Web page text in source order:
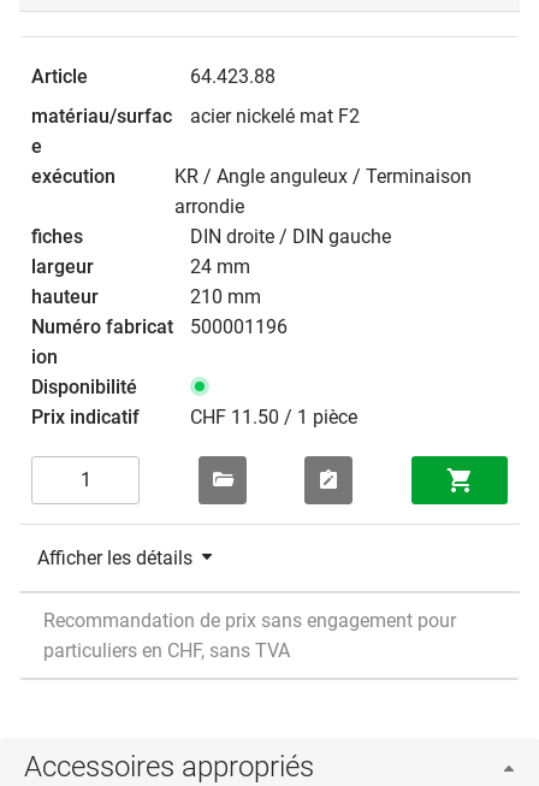
64.423.88
acier nickelé mat F2
KR / Angle anguleux / Terminaison
arrondie
DIN droite / DIN gauche
24 mm
210 mm
500001196
CHF 11.50 / 1 pièce
Afficher les détails
Recommandation de prix sans engagement pour
particuliers en CHF, sans TVA
Accessoires appropriés